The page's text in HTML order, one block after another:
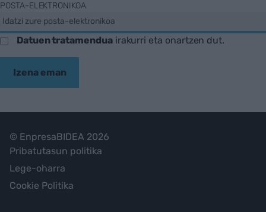
POSTA-ELEKTRONIKOA
Datuen tratamenduairakurri eta onartzen dut.
Izena eman
© EnpresaBIDEA 2026
Pribatutasun politika
Lege-oharra
Cookie Politika